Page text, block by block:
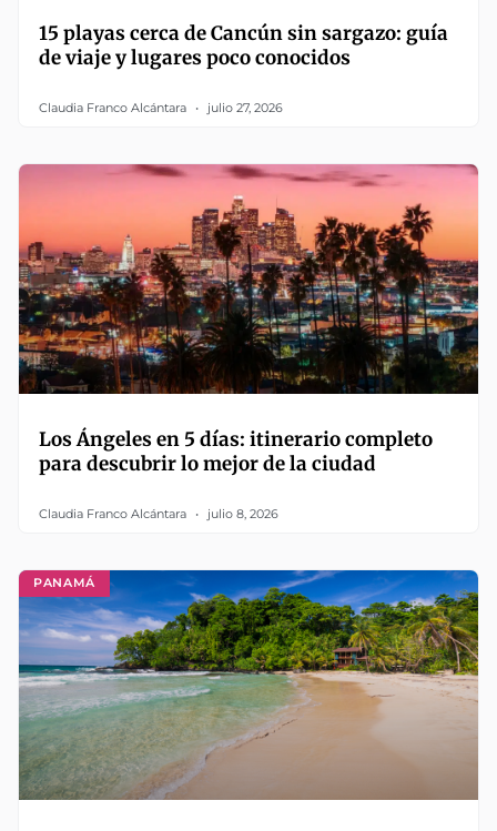
15 playas cerca de Cancún sin sargazo: guía
de viaje y lugares poco conocidos
Claudia Franco Alcántara julio 27, 2026
Los Ángeles en 5 días: itinerario completo
para descubrir lo mejor de la ciudad
Claudia Franco Alcántara julio 8, 2026
PANAMÁ